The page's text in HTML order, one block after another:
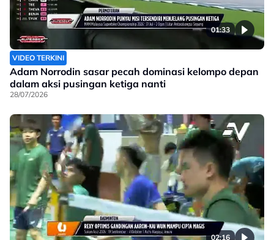
01:33
VIDEO TERKINI
Adam Norrodin sasar pecah dominasi kelompo depan
dalam aksi pusingan ketiga nanti
28/07/2026
02:16